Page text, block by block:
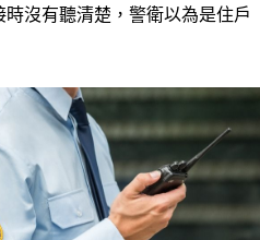
沒有聽清楚，警衛以為是住戶